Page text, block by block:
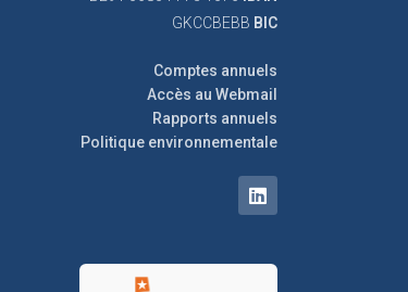
GKCCBEBB BIC
Comptes annuels
Accès au Webmail
Rapports annuels
Politique environnementale